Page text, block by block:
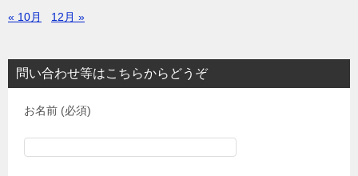
« 10月 12月 »
問い合わせ等はこちらからどうぞ
お名前 (必須)